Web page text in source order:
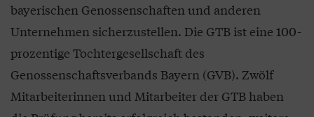
bayerischen Genossenschaften und anderen
Unternehmen sicherzustellen. Die GTB ist eine 100-
prozentige Tochtergesellschaft des
Genossenschaftsverbands Bayern (GVB). Zwölf
Mitarbeiterinnen und Mitarbeiter der GTB haben